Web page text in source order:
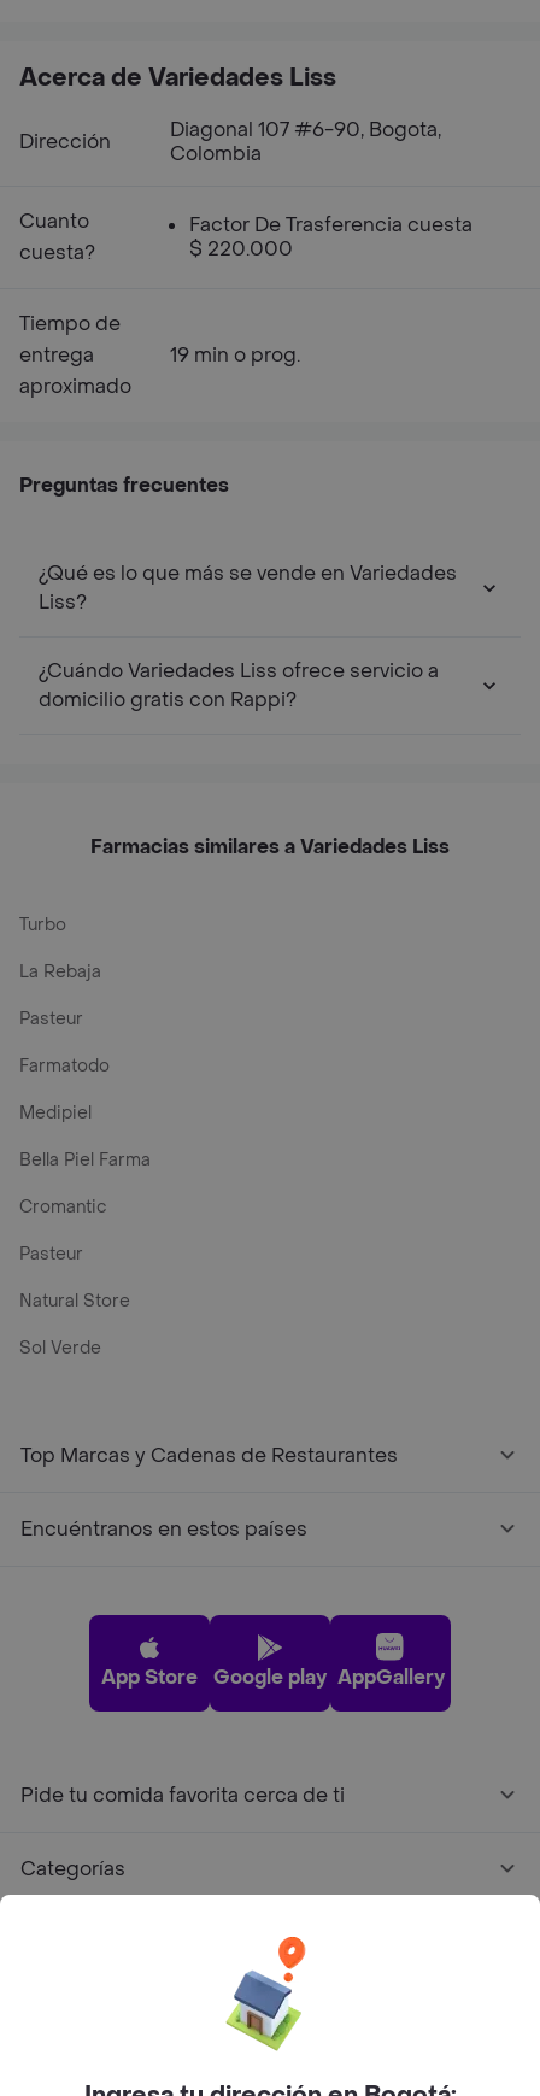
Acerca de Variedades Liss
Dirección
Diagonal 107 #6-90, Bogota,
Colombia
Cuanto
cuesta?
Factor De Trasferencia cuesta
$ 220.000
Tiempo de
entrega
aproximado
19 min o prog.
Preguntas frecuentes
¿Qué es lo que más se vende en Variedades
Liss?
¿Cuándo Variedades Liss ofrece servicio a
domicilio gratis con Rappi?
Farmacias similares a Variedades Liss
Turbo
La Rebaja
Pasteur
Farmatodo
Medipiel
Bella Piel Farma
Cromantic
Pasteur
Natural Store
Sol Verde
Top Marcas y Cadenas de Restaurantes
Encuéntranos en estos países
App Store Google play AppGallery
Pide tu comida favorita cerca de ti
Categorías
Facebook
Twitter
Instagram